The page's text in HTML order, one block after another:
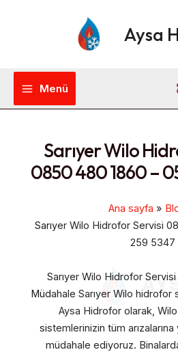
Aysa
Menü
Sarıyer Wilo
0850 480 1860 –
Ana sayfa
Sarıyer Wilo Hidrofor Servisi
259 5347
Sarıyer Wilo Hidrofor Servisi
Müdahale Sarıyer Wilo hidrofor
Aysa Hidrofor olarak,
sistemlerinizin tüm
müdahale ediyoruz.